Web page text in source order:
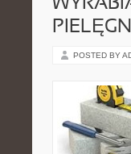
POSTED BY